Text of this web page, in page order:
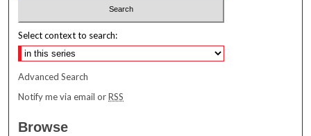
Select context to search:
Advanced Search
Notify me via email orRSS
Browse